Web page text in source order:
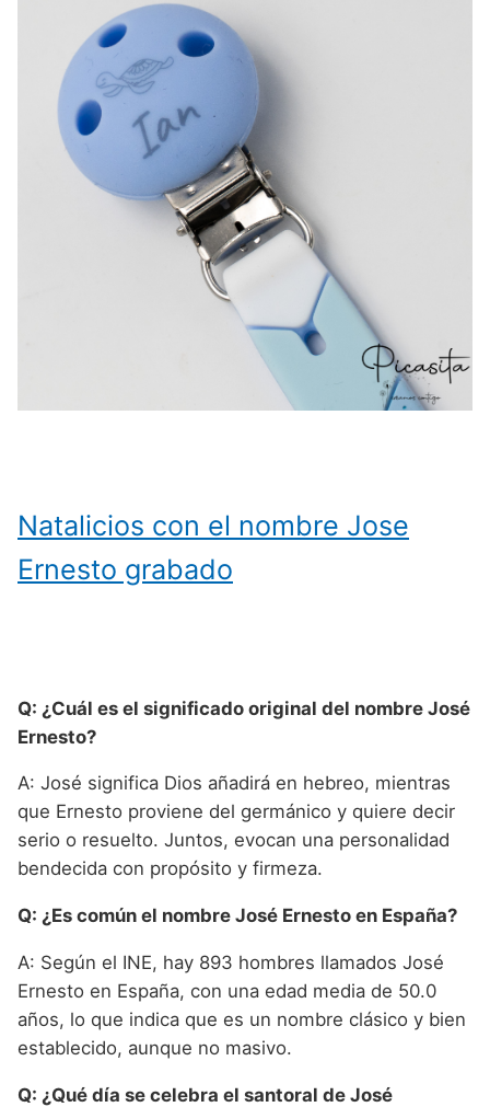
Natalicios con el nombre Jose
Ernesto grabado
Q: ¿Cuál es el significado original del nombre José
Ernesto?
A: José significa Dios añadirá en hebreo, mientras
que Ernesto proviene del germánico y quiere decir
serio o resuelto. Juntos, evocan una personalidad
bendecida con propósito y firmeza.
Q: ¿Es común el nombre José Ernesto en España?
A: Según el INE, hay 893 hombres llamados José
Ernesto en España, con una edad media de 50.0
años, lo que indica que es un nombre clásico y bien
establecido, aunque no masivo.
Q: ¿Qué día se celebra el santoral de José